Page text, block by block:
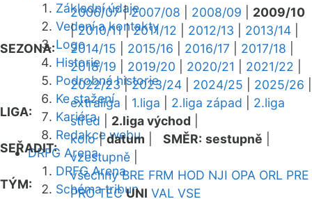
Základní údaje
Vedení a kontakty
Logo
Historie
Podrobná historie
Ke stažení
Kariéra
Redakce webu
DRFG Arena
DRFG Arena
Schéma tribun
SEZONA:
2006/07|2007/08 2008/09
2009/10
|2010/11|2011/12 2012/13 2013/14
2014/15
2015/16 2016/17 2017/18
2018/19
2019/20 2020/21 2021/22
2022/23|2023/24 2024/25 2025/26
LIGA:
extraliga 1.liga 2.liga západ
2.liga
střed
2.liga východ
SEŘADIT:
kolo|datum SMĚR: sestupně
vzestupně
TÝM:
všechny BRE FRM HOD NJI OPA ORL PRE
PRO TEC UNI VAL VSE